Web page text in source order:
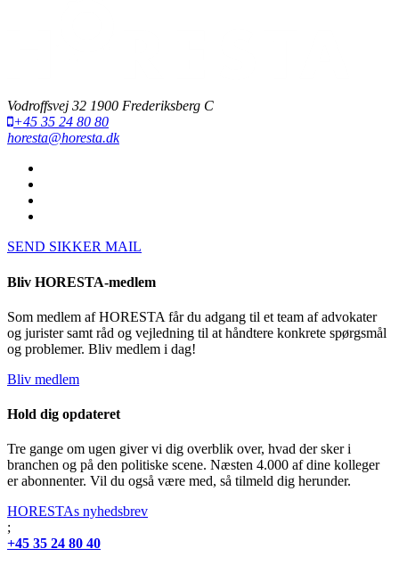
Vodroffsvej 32 1900 Frederiksberg C
+45 35 24 80 80
horesta@horesta.dk
SEND SIKKER MAIL
Bliv HORESTA-medlem
Som medlem af HORESTA får du adgang til et team af advokater
og jurister samt råd og vejledning til at håndtere konkrete spørgsmål
og problemer. Bliv medlem i dag!
Bliv medlem
Hold dig opdateret
Tre gange om ugen giver vi dig overblik over, hvad der sker i
branchen og på den politiske scene. Næsten 4.000 af dine kolleger
er abonnenter. Vil du også være med, så tilmeld dig herunder.
HORESTAs nyhedsbrev
;
+45 35 24 80 40